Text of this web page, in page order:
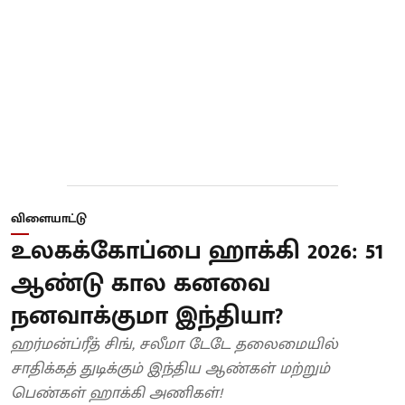
விளையாட்டு
உலகக்கோப்பை ஹாக்கி 2026: 51
ஆண்டு கால கனவை
நனவாக்குமா இந்தியா?
ஹர்மன்ப்ரீத் சிங், சலீமா டேடே தலைமையில்
சாதிக்கத் துடிக்கும் இந்திய ஆண்கள் மற்றும்
பெண்கள் ஹாக்கி அணிகள்!